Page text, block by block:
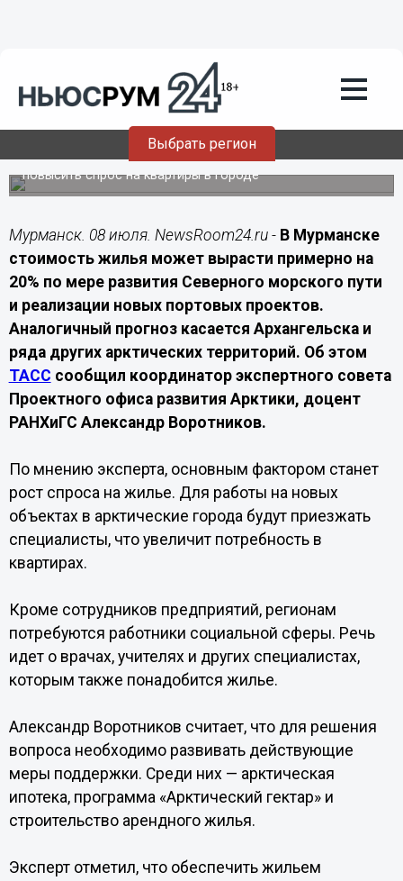
Выбрать регион
Эксперт Воротников: из-за развития
СМП цены на жилье в Мурманске
вырастут на 20%
Увеличение числа инфраструктурных проектов может
повысить спрос на квартиры в городе
Мурманск. 08 июля. NewsRoom24.ru - В Мурманске
стоимость жилья может вырасти примерно на
20% по мере развития Северного морского пути
и реализации новых портовых проектов.
Аналогичный прогноз касается Архангельска и
ряда других арктических территорий. Об этом
ТАСС сообщил координатор экспертного совета
Проектного офиса развития Арктики, доцент
РАНХиГС Александр Воротников.
По мнению эксперта, основным фактором станет
рост спроса на жилье. Для работы на новых
объектах в арктические города будут приезжать
специалисты, что увеличит потребность в
квартирах.
Кроме сотрудников предприятий, регионам
потребуются работники социальной сферы. Речь
идет о врачах, учителях и других специалистах,
которым также понадобится жилье.
Александр Воротников считает, что для решения
вопроса необходимо развивать действующие
меры поддержки. Среди них — арктическая
ипотека, программа «Арктический гектар» и
строительство арендного жилья.
Эксперт отметил, что обеспечить жильем